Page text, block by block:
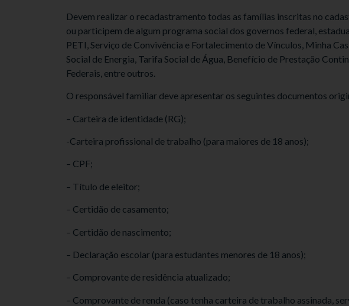
Devem realizar o recadastramento todas as famílias inscritas no
ou participem de algum programa social dos governos federal,
PETI, Serviço de Convivência e Fortalecimento de Vínculos, Minha
Social de Energia, Tarifa Social de Água, Benefício de Prestação
Federais, entre outros.
O responsável familiar deve apresentar os seguintes documentos
– Carteira de identidade (RG);
-Carteira profissional de trabalho (para maiores de 18 anos);
– CPF;
– Título de eleitor;
– Certidão de casamento;
– Certidão de nascimento;
– Declaração escolar (para estudantes menores de 18 anos);
– Comprovante de residência atualizado;
– Comprovante de renda (caso tenha carteira de trabalho assinada,